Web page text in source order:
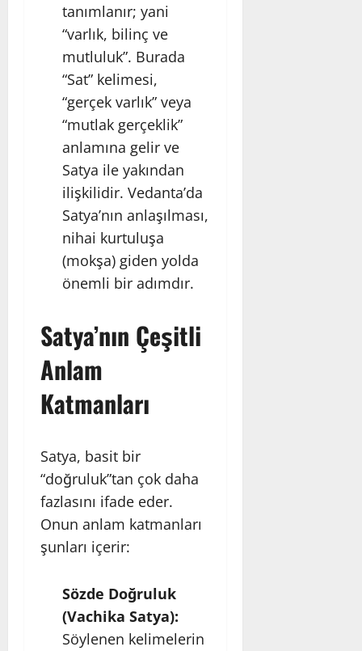
tanımlanır; yani
“varlık, bilinç ve
mutluluk”. Burada
“Sat” kelimesi,
“gerçek varlık” veya
“mutlak gerçeklik”
anlamına gelir ve
Satya ile yakından
ilişkilidir. Vedanta’da
Satya’nın anlaşılması,
nihai kurtuluşa
(mokşa) giden yolda
önemli bir adımdır.
Satya’nın Çeşitli
Anlam
Katmanları
Satya, basit bir
“doğruluk”tan çok daha
fazlasını ifade eder.
Onun anlam katmanları
şunları içerir:
Sözde Doğruluk
(Vachika Satya):
Söylenen kelimelerin